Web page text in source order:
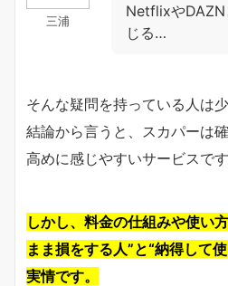
三浦
NetflixやDAZN
じる…
そんな疑問を持っている人は
結論から言うと、スカパーは
高めに感じやすいサービスです
しかし、料金の仕組みや使い
まま損をする人”と“納得して
実情です。